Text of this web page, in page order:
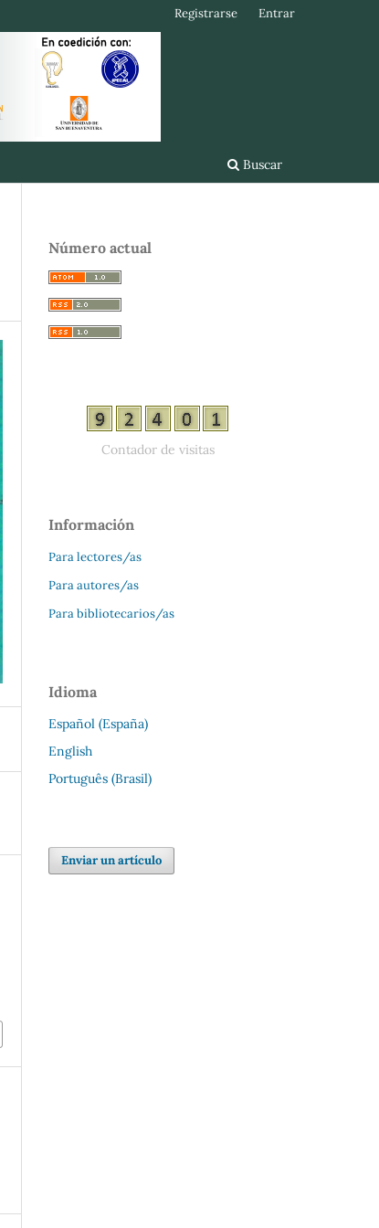
Buscar
Registrarse Entrar
Número actual
Contador de visitas
Información
Para lectores/as
Para autores/as
Para bibliotecarios/as
Idioma
Español (España)
English
Português (Brasil)
Enviar un artículo